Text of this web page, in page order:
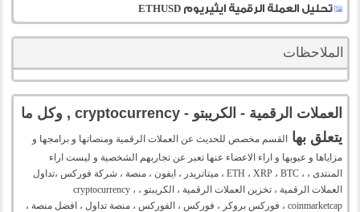
تحليل العملة الرقمية ايثيريوم ETHUSD
الملاحظات
العملات الرقمية - الكريبتو - cryptocurrency , وكل ما
يتعلق بها
القسم مخصص للحديث عن العملات الرقمية ومنصاتها و برامجها و
مزاياها و عيوبها و اراء الاعضاء عنها تعبر عن تجاربهم الشخصية و ليست اراء
المنتدى ، ، ETH ، XRP ، BTC ، ميتاتريدر ، ايفون ، منصة ، شركة فوركس ،تداول
العملات الرقمية ، تخزين العملات الرقمية ، الكريبتو ، cryptocurrency ،
coinmarketcap ، فوركس بروكر ، فوركس ، الفوركس ، منصة تداول ، افضل منصة ،